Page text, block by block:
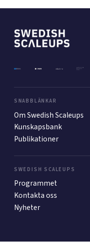
Mer
Så
SNABBLÄNKAR
Om Swedish Scaleups
Kunskapsbank
Publikationer
SWEDISH SCALEUPS
Programmet
Kontakta oss
Nyheter